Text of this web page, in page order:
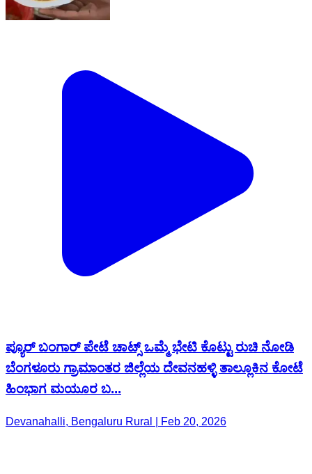
ಪ್ಯೂರ್ ಬಂಗಾರ್ ಪೇಟೆ ಚಾಟ್ಸ್ ಒಮ್ಮೆ ಭೇಟಿ ಕೊಟ್ಟು ರುಚಿ ನೋಡಿ
Devanahalli, Bengaluru Rural | Feb 20, 2026